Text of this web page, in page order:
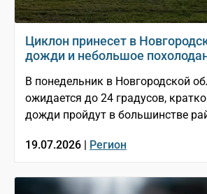
Циклон принесет в
дожди и небольшое
В понедельник в Новгородской
ожидается до 24 градусов,
дожди пройдут в большинстве
19.07.2026 | Регион